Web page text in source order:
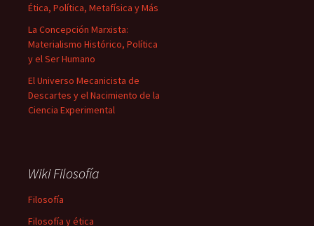
Ética, Política, Metafísica y Más
La Concepción Marxista:
Materialismo Histórico, Política
y el Ser Humano
El Universo Mecanicista de
Descartes y el Nacimiento de la
Ciencia Experimental
Wiki Filosofía
Filosofía
Filosofía y ética